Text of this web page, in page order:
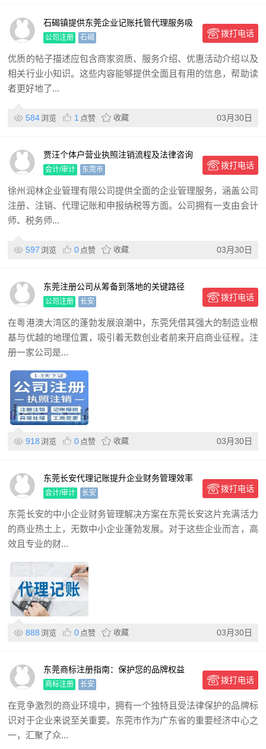
石碣镇提供东莞企业记账托管代理服务吸
引中小企业主关注
公司注册 石碣 拨打电话
优质的帖子描述应包含商家资质、服务介绍、优惠活动介绍以及
相关行业小知识。这些内容能够提供全面且有用的信息，帮助读
者更好地了...
584浏览 1 点赞 收藏 03月30日
贾汪个体户营业执照注销流程及法律咨询
介绍
会计/审计 东莞市 拨打电话
徐州润林企业管理有限公司提供全面的企业管理服务，涵盖公司
注册、注销、代理记账和申报纳税等方面。公司拥有一支由会计
师、税务师...
597 浏览 0 点赞 收藏 03月30日
东莞注册公司从筹备到落地的关键路径
公司注册 长安 拨打电话
在粤港澳大湾区的蓬勃发展浪潮中，东莞凭借其强大的制造业根
基与优越的地理位置，吸引着无数创业者前来开启商业征程。注
册一家公司是...
918 浏览 0 点赞 收藏 03月30日
东莞长安代理记账提升企业财务管理效率
会计/审计 长安 拨打电话
东莞长安的中小企业财务管理解决方案在东莞长安这片充满活力
的商业热土上，无数中小企业蓬勃发展。对于这些企业而言，高
效且专业的财...
888 浏览 0 点赞 收藏 03月30日
东莞商标注册指南：保护您的品牌权益
商标注册 长安 拨打电话
在竞争激烈的商业环境中，拥有一个独特且受法律保护的品牌标
识对于企业来说至关重要。东莞市作为广东省的重要经济中心之
一，汇聚了众...